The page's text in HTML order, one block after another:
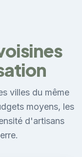
villes du même
moyens, les
d'artisans